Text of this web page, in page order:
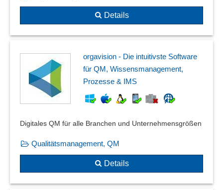
Start von Prozessen
Statistische Prozesslenkung (SPC)
Teilprozessanalyse
Versionierung
Vertrags-Genehmigungs-Workflow
Verwaltung der Roboter
Verwaltungsprozesse
Zeitgesteuerte Workflows
Details
orgavision - Die intuitivste Software
für QM, Wissensmanagement,
Prozesse & IMS
Digitales QM für alle Branchen und Unternehmensgrößen
Qualitätsmanagement, QM
Details